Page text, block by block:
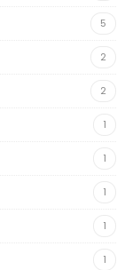
5
2
2
1
1
1
1
1